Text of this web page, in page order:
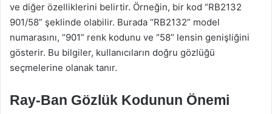
ve diğer özelliklerini belirtir. Örneğin, bir kod “RB2132
901/58” şeklinde olabilir. Burada “RB2132” model
numarasını, “901” renk kodunu ve “58” lensin genişliğini
gösterir. Bu bilgiler, kullanıcıların doğru gözlüğü
seçmelerine olanak tanır.
Ray-Ban Gözlük Kodunun Önemi